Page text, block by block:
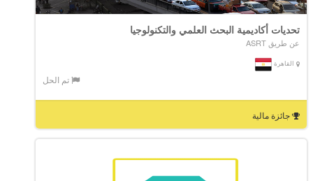
تحديات أكاديمية البحث العلمي والتكنولوجيا
عن طريق ASRT
القاهرة
تم الحل
جائزة مالية